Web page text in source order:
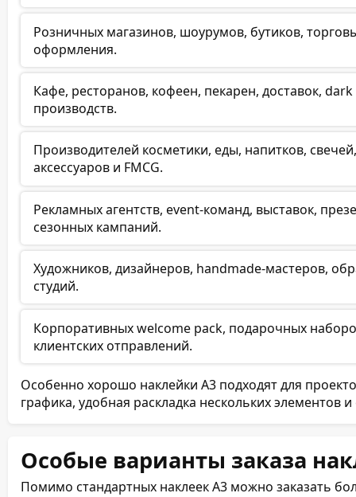
Розничных магазинов, шоурумов, бутиков,
оформления.
Кафе, ресторанов, кофеен, пекарен, доставок,
производств.
Производителей косметики, еды, напитков,
аксессуаров и FMCG.
Рекламных агентств, event-команд, выставок,
сезонных кампаний.
Художников, дизайнеров, handmade-мастеров,
студий.
Корпоративных welcome pack, подарочных
клиентских отправлений.
Особенно хорошо наклейки А3 подходят для
графика, удобная раскладка нескольких
Особые варианты заказа
Помимо стандартных наклеек А3 можно заказать